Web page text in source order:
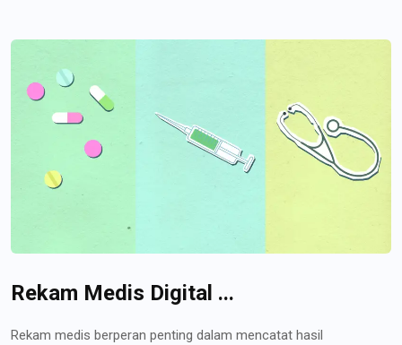
Rekam Medis Digital ...
Rekam medis berperan penting dalam mencatat hasil